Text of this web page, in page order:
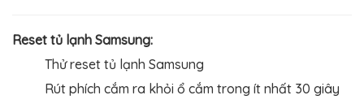
Reset tủ lạnh Samsung:
Thử reset tủ lạnh Samsung
Rút phích cắm ra khỏi ổ cắm trong ít nhất 30 giây